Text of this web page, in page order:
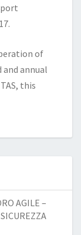
of
annual
this
AGILE –